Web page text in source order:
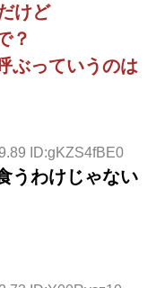
けど
？
ぶっていうのは
ID:gKZS4fBE0
うわけじゃない